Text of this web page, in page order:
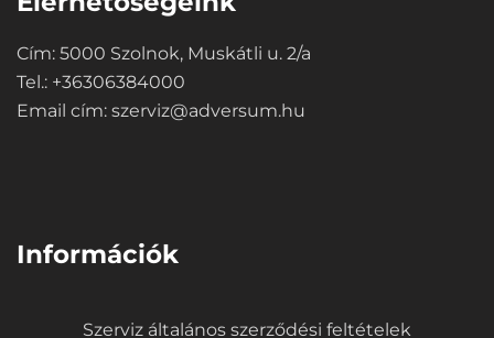
Cím: 5000 Szolnok, Muskátli u. 2/a
Tel.: +36306384000
Email cím: szerviz@adversum.hu
Információk
Szerviz általános szerződési feltételek